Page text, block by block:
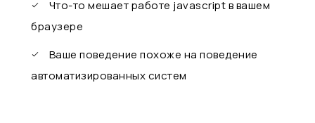
Что-то мешает работе javascript в вашем
браузере
Ваше поведение похоже на поведение
автоматизированных систем